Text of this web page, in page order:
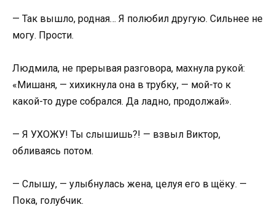
— Так вышло, родная… Я полюбил другую. Сильнее не
могу. Прости.
Людмила, не прерывая разговора, махнула рукой:
«Мишаня, — хихикнула она в трубку, — мой-то к
какой-то дуре собрался. Да ладно, продолжай».
— Я УХОЖУ! Ты слышишь?! — взвыл Виктор,
обливаясь потом.
— Слышу, — улыбнулась жена, целуя его в щёку. —
Пока, голубчик.